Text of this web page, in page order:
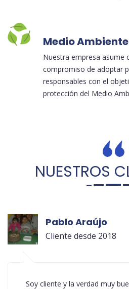
Medio Ambiente
Nuestra empresa asume
compromiso de adoptar
responsables con el
protección del Medio
NUESTROS
Pablo Araújo
Cliente desde 2018
Soy cliente y la verdad muy